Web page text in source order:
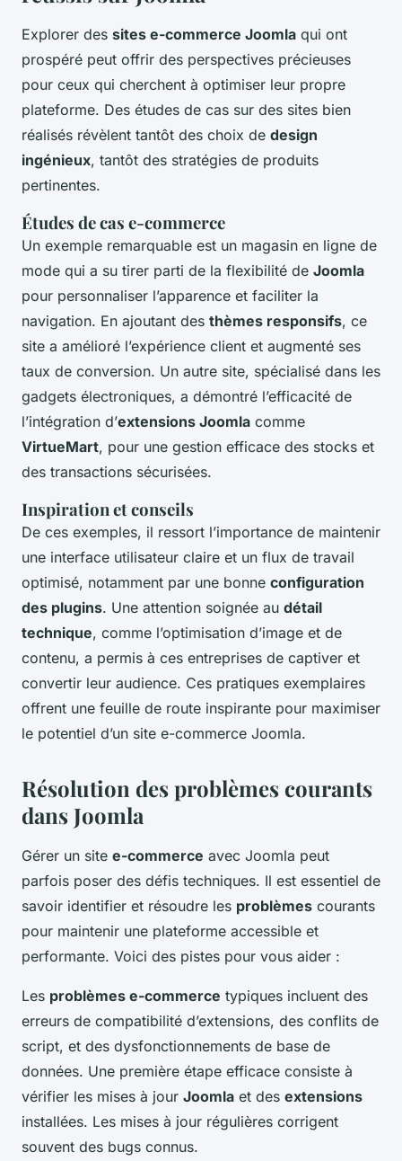
Explorer des sites e-commerce Joomla qui ont
prospéré peut offrir des perspectives précieuses
pour ceux qui cherchent à optimiser leur propre
plateforme. Des études de cas sur des sites bien
réalisés révèlent tantôt des choix de design
ingénieux, tantôt des stratégies de produits
pertinentes.
Études de cas e-commerce
Un exemple remarquable est un magasin en ligne de
mode qui a su tirer parti de la flexibilité de Joomla
pour personnaliser l’apparence et faciliter la
navigation. En ajoutant des thèmes responsifs, ce
site a amélioré l’expérience client et augmenté ses
taux de conversion. Un autre site, spécialisé dans les
gadgets électroniques, a démontré l’efficacité de
l’intégration d’extensions Joomla comme
VirtueMart, pour une gestion efficace des stocks et
des transactions sécurisées.
Inspiration et conseils
De ces exemples, il ressort l’importance de maintenir
une interface utilisateur claire et un flux de travail
optimisé, notamment par une bonne configuration
des plugins. Une attention soignée au détail
technique, comme l’optimisation d’image et de
contenu, a permis à ces entreprises de captiver et
convertir leur audience. Ces pratiques exemplaires
offrent une feuille de route inspirante pour maximiser
le potentiel d’un site e-commerce Joomla.
Résolution des problèmes courants
dans Joomla
Gérer un site e-commerce avec Joomla peut
parfois poser des défis techniques. Il est essentiel de
savoir identifier et résoudre les problèmes courants
pour maintenir une plateforme accessible et
performante. Voici des pistes pour vous aider :
Les problèmes e-commerce typiques incluent des
erreurs de compatibilité d’extensions, des conflits de
script, et des dysfonctionnements de base de
données. Une première étape efficace consiste à
vérifier les mises à jour Joomla et des extensions
installées. Les mises à jour régulières corrigent
souvent des bugs connus.